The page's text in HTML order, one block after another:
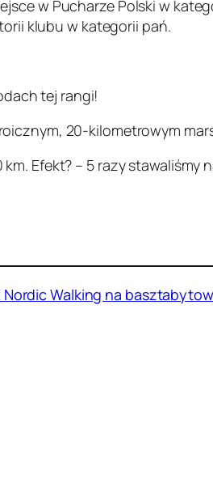
w Pucharze Polski w
klubu w kategorii pań.
tej rangi!
20-kilometrowym
Efekt? – 5 razy stawaliśmy
Walking na